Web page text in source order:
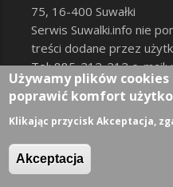
75, 16-400 Suwałki
Serwis Suwalki.info nie
treści dodane przez
Tel: 885-212-212 e-mail:
reklama@suwalki.info
RODO |Cookies
User account menu
Zaloguj
Używamy plików
poprawić komfort
Klikając przycisk Akceptacja,
Akceptacja